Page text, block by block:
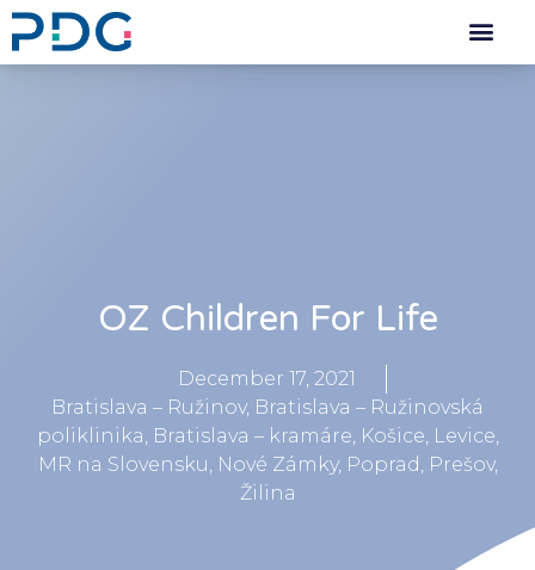
OZ Children For Life
December 17, 2021
Bratislava – Ružinov, Bratislava – Ružinovská
poliklinika, Bratislava – kramáre, Košice, Levice,
MR na Slovensku, Nové Zámky, Poprad , Prešov,
Žilina